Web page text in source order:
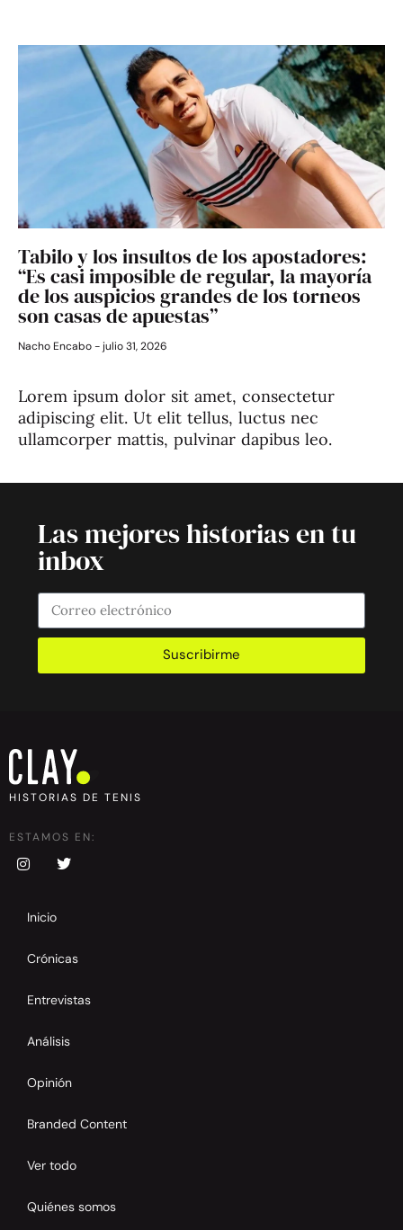
Tabilo y los insultos de los apostadores:
“Es casi imposible de regular, la mayoría
de los auspicios grandes de los torneos
son casas de apuestas”
Nacho Encabo julio 31, 2026
Lorem ipsum dolor sit amet, consectetur
adipiscing elit. Ut elit tellus, luctus nec
ullamcorper mattis, pulvinar dapibus leo.
Las mejores historias en tu
inbox
Suscribirme
HISTORIAS DE TENIS
ESTAMOS EN:
Inicio
Crónicas
Entrevistas
Análisis
Opinión
Branded Content
Ver todo
Quiénes somos